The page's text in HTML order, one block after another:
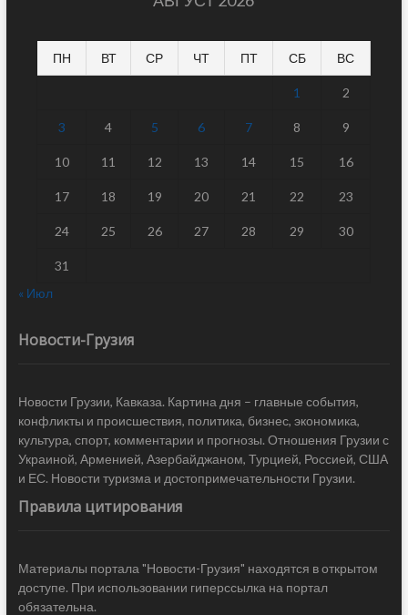
ПН ВТ СР ЧТ ПТ СБ ВС
1 2
3 4 5 6 7 8 9
10 11 12 13 14 15 16
17 18 19 20 21 22 23
24 25 26 27 28 29 30
31
« Июл
Новости-Грузия
Новости Грузии, Кавказа. Картина дня – главные события,
конфликты и происшествия, политика, бизнес, экономика,
культура, спорт, комментарии и прогнозы. Отношения Грузии с
Украиной, Арменией, Азербайджаном, Турцией, Россией, США
и ЕС. Новости туризма и достопримечательности Грузии.
Правила цитирования
Материалы портала "Новости-Грузия" находятся в открытом
доступе. При использовании гиперссылка на портал
обязательна.